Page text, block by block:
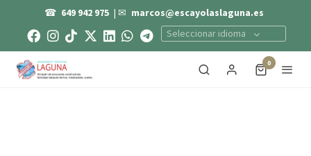
☎ 649 942 975 | ✉ marcos@escayolaslaguna.es
Seleccionar idioma
0